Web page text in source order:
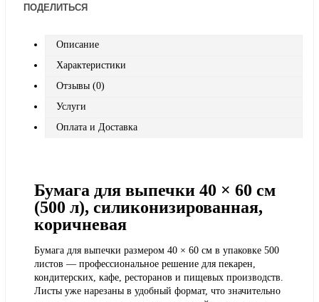
ПОДЕЛИТЬСЯ
Описание
Характеристики
Отзывы (0)
Услуги
Оплата и Доставка
Бумага для выпечки 40 × 60 см
(500 л), силиконизированная,
коричневая
Бумага для выпечки размером 40 × 60 см в упаковке 500
листов — профессиональное решение для пекарен,
кондитерских, кафе, ресторанов и пищевых производств.
Листы уже нарезаны в удобный формат, что значительно